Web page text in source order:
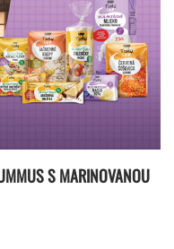
S MARINOVANOU